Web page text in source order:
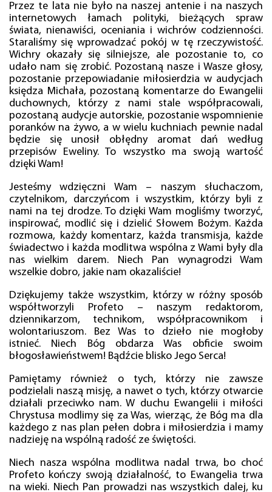
Przez te lata nie było na naszej antenie i na naszych
internetowych łamach polityki, bieżących spraw
świata, nienawiści, oceniania i wichrów codzienności.
Staraliśmy się wprowadzać pokój w tę rzeczywistość.
Wichry okazały się silniejsze, ale pozostanie to, co
udało nam się zrobić. Pozostaną nasze i Wasze głosy,
pozostanie przepowiadanie miłosierdzia w audycjach
księdza Michała, pozostaną komentarze do Ewangelii
duchownych, którzy z nami stale współpracowali,
pozostaną audycje autorskie, pozostanie wspomnienie
poranków na żywo, a w wielu kuchniach pewnie nadal
będzie się unosił obłędny aromat dań według
przepisów Eweliny. To wszystko ma swoją wartość
dzięki Wam!
Jesteśmy wdzięczni Wam – naszym słuchaczom,
czytelnikom, darczyńcom i wszystkim, którzy byli z
nami na tej drodze. To dzięki Wam mogliśmy tworzyć,
inspirować, modlić się i dzielić Słowem Bożym. Każda
rozmowa, każdy komentarz, każda transmisja, każde
świadectwo i każda modlitwa wspólna z Wami były dla
nas wielkim darem. Niech Pan wynagrodzi Wam
wszelkie dobro, jakie nam okazaliście!
Dziękujemy także wszystkim, którzy w różny sposób
współtworzyli Profeto – naszym redaktorom,
dziennikarzom, technikom, współpracownikom i
wolontariuszom. Bez Was to dzieło nie mogłoby
istnieć. Niech Bóg obdarza Was obficie swoim
błogosławieństwem! Bądźcie blisko Jego Serca!
Pamiętamy również o tych, którzy nie zawsze
podzielali naszą misję, a nawet o tych, którzy otwarcie
działali przeciwko nam. W duchu Ewangelii i miłości
Chrystusa modlimy się za Was, wierząc, że Bóg ma dla
każdego z nas plan pełen dobra i miłosierdzia i mamy
nadzieję na wspólną radość ze świętości.
Niech nasza wspólna modlitwa nadal trwa, bo choć
Profeto kończy swoją działalność, to Ewangelia trwa
na wieki. Niech Pan prowadzi nas wszystkich dalej, ku